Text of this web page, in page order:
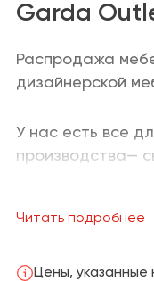
Garda
Распродажа
дизайнерской
У нас есть все
производства—
Читать подробнее
Цены,